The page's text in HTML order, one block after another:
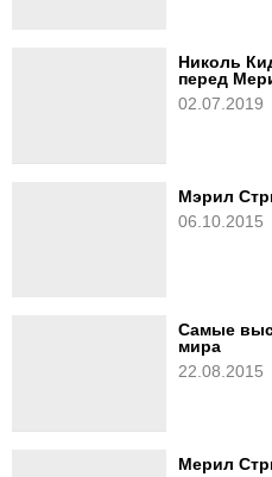
Николь
перед
02.07.2019
Мэрил
06.10.2015
Самые
мира
22.08.2015
Мерил